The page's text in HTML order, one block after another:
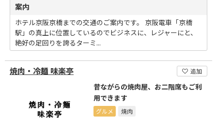
案内
ホテル京阪京橋までの交通のご案内です。 京阪電車「京橋
駅」の真上に位置しているのでビジネスに、レジャーにと、
絶好の足回りを誇るターミ...
焼肉・冷麺 味楽亭 追加
昔ながらの焼肉屋、お二階席もご利
用できます
グルメ 焼肉